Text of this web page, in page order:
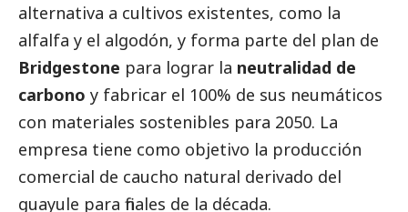
alternativa a cultivos existentes, como la
alfalfa y el algodón, y forma parte del plan de
Bridgestone para lograr la neutralidad de
carbono y fabricar el 100% de sus neumáticos
con materiales sostenibles para 2050. La
empresa tiene como objetivo la producción
comercial de caucho natural derivado del
guayule para finales de la década.